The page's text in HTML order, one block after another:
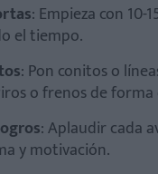
: Empieza con 10-
el tiempo.
: Pon conitos o
o frenos de
: Aplaudir cada
y motivación.